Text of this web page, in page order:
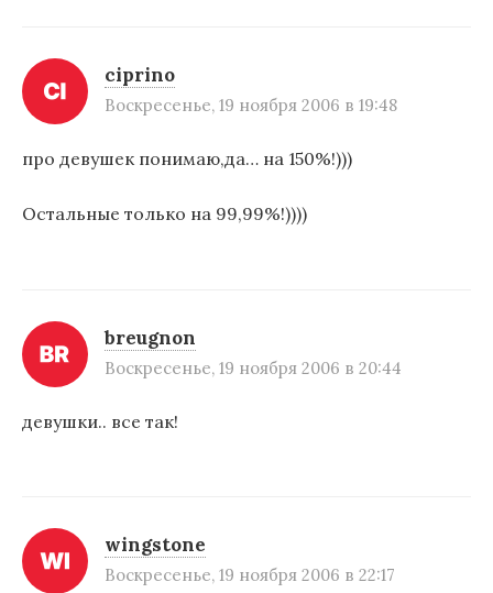
а
п
с
я
ciprino
Воскресенье, 19 ноября 2006 в 19:48
про девушек понимаю,да… на 150%!)))
Остальные только на 99,99%!))))
breugnon
Воскресенье, 19 ноября 2006 в 20:44
девушки.. все так!
wingstone
Воскресенье, 19 ноября 2006 в 22:17